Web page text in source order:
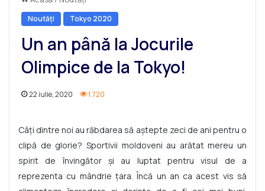
Noutăți Tokyo 2020
Un an până la Jocurile
Olimpice de la Tokyo!
22 iulie, 2020 1.720
Câți dintre noi au răbdarea să aștepte zeci de ani pentru o
clipă de glorie? Sportivii moldoveni au arătat mereu un
spirit de învingător și au luptat pentru visul de a
reprezenta cu mândrie țara. Încă un an ca acest vis să